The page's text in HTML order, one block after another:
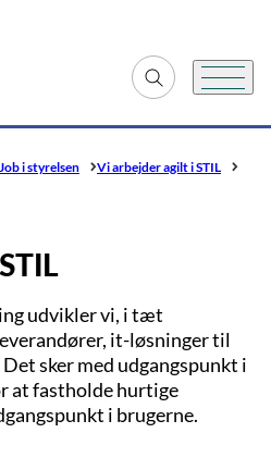
Fold søgefelt ud
Menu
Job i styrelsen
Vi arbejder agilt i STIL
udvikler vi, i tæt
it-løsninger til
sker med udgangspunkt i
at fastholde hurtige
i brugerne.